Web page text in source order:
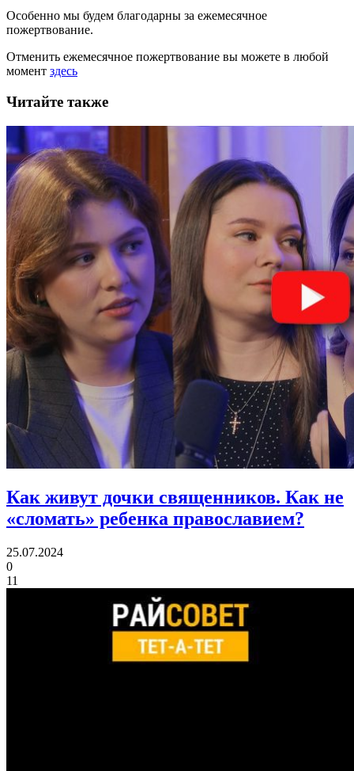
Особенно мы будем благодарны за ежемесячное
пожертвование.
Отменить ежемесячное пожертвование вы можете в любой
момент здесь
Читайте также
Как живут дочки священников. Как не
«сломать» ребенка православием?
25.07.2024
0
11